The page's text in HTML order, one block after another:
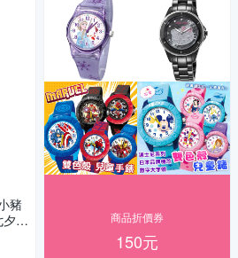
豬
寵
商品折價券
150元